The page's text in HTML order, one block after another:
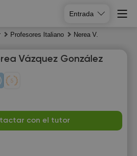
Entrada
Profesores Italiano Nerea V.
Vázquez González
con el tutor
Mo
10
11